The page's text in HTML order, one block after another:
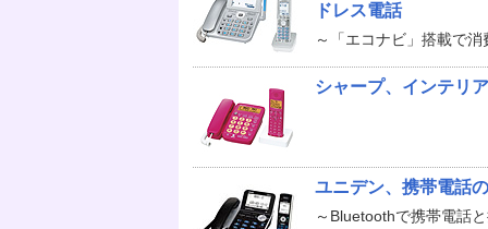
ドレス電話
～「エコナビ」搭載で
シャープ、インテリ
ユニデン、携帯電話
～Bluetoothで携帯電話